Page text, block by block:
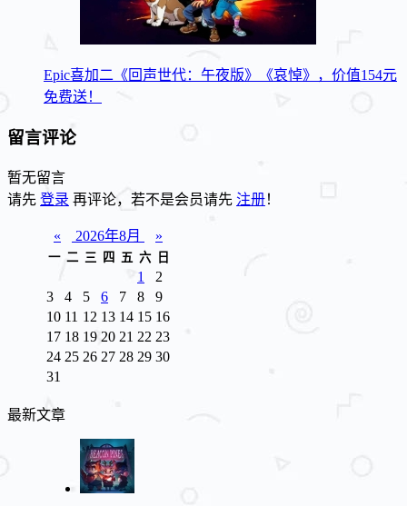
Epic喜加二《回声世代：午夜版》《哀悼》，价值154元
免费送！
留言评论
暂无留言
请先 登录 再评论，若不是会员请先 注册！
« 2026年8月 »
一 二 三 四 五 六 日
1
2
3
4 5 6 7 8
9
10 11 12 13 14 15 16
17 18 19 20 21 22 23
24 25 26 27 28 29 30
31
最新文章